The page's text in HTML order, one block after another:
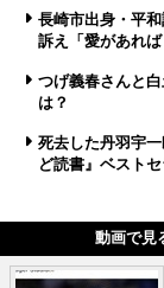
長崎市出身・平
訴え「愛があれ
つげ義春さんと
は？
死去した丹羽宇
ど読書』ベスト
動画で見